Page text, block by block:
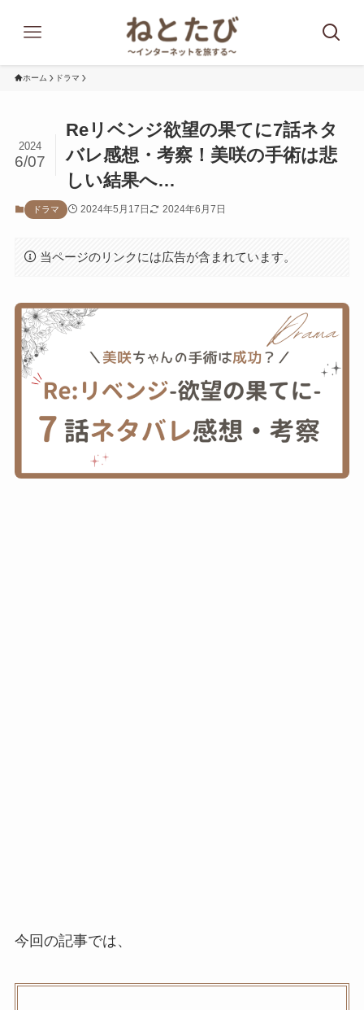
ホーム ドラマ
Reリベンジ欲望の果てに7話ネタ
バレ感想・考察！美咲の手術は悲
しい結果へ…
2024
6/07
ドラマ 2024年5月17日 2024年6月7日
当ページのリンクには広告が含まれています。
今回の記事では、